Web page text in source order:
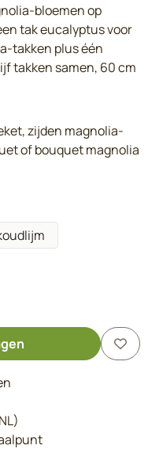
bloemen op
tak eucalyptus voor
takken plus één
takken samen, 60 cm
zijden magnolia-
of bouquet magnolia